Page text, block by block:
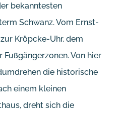
bekanntesten
Schwanz. Vom Ernst-
Kröpcke-Uhr, dem
Von hier
die historische
einem kleinen
dreht sich die